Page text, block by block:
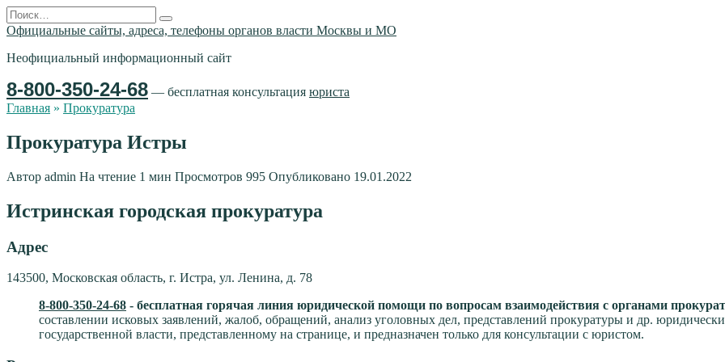
Перейти
к
содержанию
Search
for:
Официальные сайты, адреса, телефоны органов власти Москвы и МО
Неофициальный информационный сайт
8-800-350-24-68 — бесплатная консультация юриста
Главная » Прокуратура
Прокуратура Истры
Автор admin На чтение 1 мин Просмотров 995 Опубликовано 19.01.2022
Истринская городская прокуратура
Адрес
143500, Московская область, г. Истра, ул. Ленина, д. 78
8-800-350-24-68 - бесплатная горячая линия юридической помощи по вопросам взаимодействия с органами
составлении исковых заявлений, жалоб, обращений, анализ уголовных дел, представлений прокуратуры и др.
государственной власти, представленному на странице, и предназначен только для консультации с юристом.